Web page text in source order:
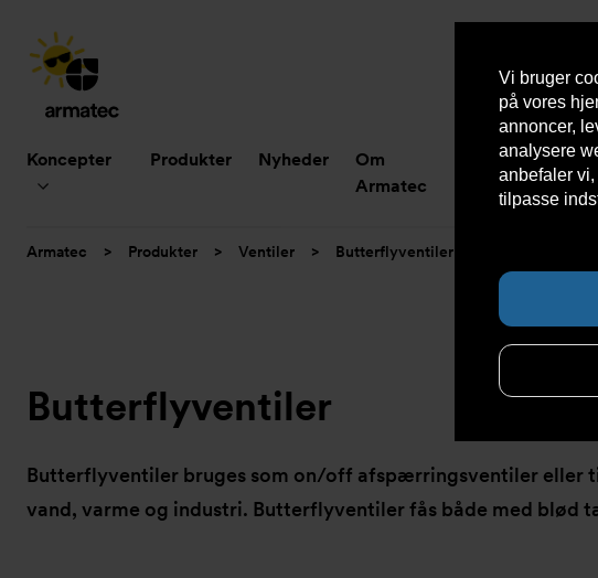
Vi bruger
på vores
annoncer,
analysere
anbefaler
tilpasse
Koncepter Produkter Nyheder
Om
Armatec
Du
Armatec > Produkter > Ventiler > Butterflyventiler
Butterflyventiler
Butterflyventiler bruges som on/off afspærringsventiler
vand, varme og industri. Butterflyventiler fås både med